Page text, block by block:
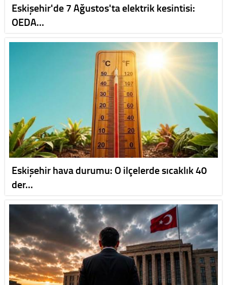
Eskişehir'de 7 Ağustos'ta elektrik kesintisi:
OEDA…
Eskişehir hava durumu: O ilçelerde sıcaklık 40
der…